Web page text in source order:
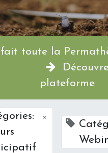
toute la
plateforme
×